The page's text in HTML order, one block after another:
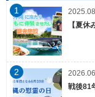
1
【夏
2
戦後81